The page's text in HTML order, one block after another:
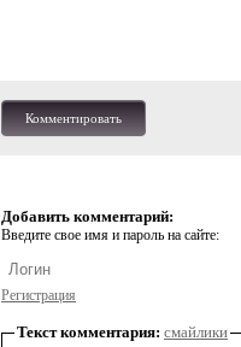
Комментировать
Добавить комментарий:
Введите свое имя и пароль на сайте:
Регистрация
Текст комментария: смайлики